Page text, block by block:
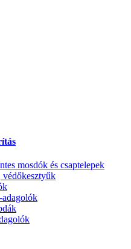
mosdók és csaptelepek